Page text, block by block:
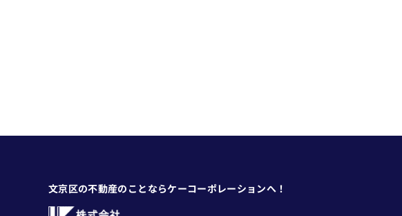
文京区の不動産のことならケーコーポレーションへ！